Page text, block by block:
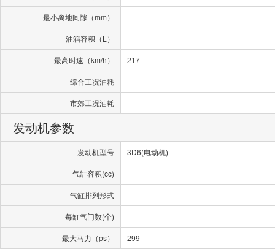
最小离地间隙（mm）
油箱容积（L）
最高时速（km/h） 217
综合工况油耗
市郊工况油耗
发动机参数
发动机型号 3D6(电动机)
气缸容积(cc)
气缸排列形式
每缸气门数(个)
最大马力（ps） 299